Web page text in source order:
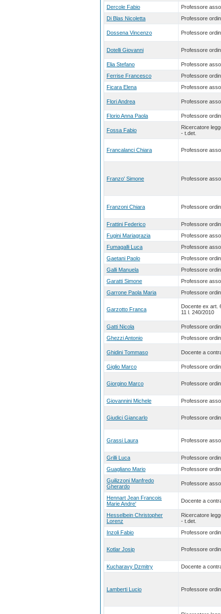
Dercole Fabio
Professore
Di Blas Nicoletta
Professore
Dossena Vincenzo Professore
Dotelli Giovanni Professore
Elia Stefano
Professore
Ferrise Francesco
Professore
Ficara Elena
Professore
Flori Andrea Professore
Florio Anna Paola Professore
Fossa Fabio
Ricercatore
- t.det.
Francalanci Chiara Professore
Franzo' Simone Professore
Franzoni Chiara Professore
Frattini Federico
Professore
Fugini Mariagrazia
Professore
Fumagalli Luca
Professore
Gaetani Paolo
Professore
Galli Manuela
Professore
Garatti Simone
Professore
Garrone Paola Maria
Professore
Garzotto Franca
Docente ex art.
11 l. 240/2010
Gatti Nicola
Professore
Ghezzi Antonio
Professore
Ghidini Tommaso Docente a
Giglio Marco Professore
Giorgino Marco Professore
Giovannini Michele Professore
Giudici Giancarlo Professore
Grassi Laura Professore
Grilli Luca
Professore
Guagliano Mario
Professore
Guilizzoni Manfredo
Gherardo
Professore
Hennart Jean Francois
Marie Andre'
Docente a
Hesselbein Christopher
Lorenz
Ricercatore
- t.det.
Inzoli Fabio
Professore
Kotlar Josip Professore
Kucharavy Dzmitry Docente a
Lamberti Lucio Professore